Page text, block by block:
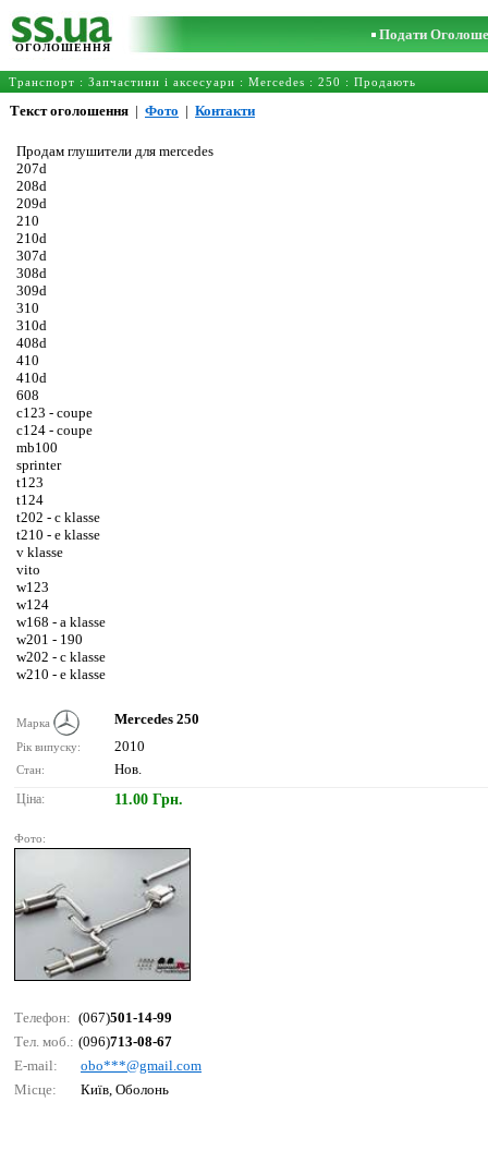
ОГОЛОШЕННЯ
Подати
Транспорт : Запчастини і аксесуари : Mercedes : 250 : Продають
Текст оголошення | Фото | Контакти
Продам глушители для mercedes
207d
208d
209d
210
210d
307d
308d
309d
310
310d
408d
410
410d
608
c123 - coupe
c124 - coupe
mb100
sprinter
t123
t124
t202 - c klasse
t210 - e klasse
v klasse
vito
w123
w124
w168 - a klasse
w201 - 190
w202 - c klasse
w210 - e klasse
Марка Mercedes 250
Рік випуску: 2010
Стан: Нов.
Ціна: 11.00 Грн.
Фото:
Телефон: (067)501-14-99
Тел. моб.: (096)713-08-67
E-mail:
оbо***@gmаil.соm
Місце:
Київ, Оболонь